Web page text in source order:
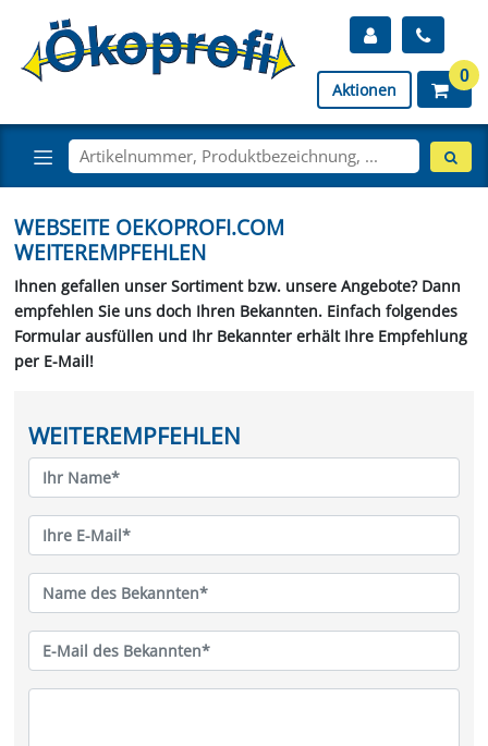
Aktionen
0
WEBSEITE OEKOPROFI.COM
WEITEREMPFEHLEN
Ihnen gefallen unser Sortiment bzw. unsere Angebote? Dann
empfehlen Sie uns doch Ihren Bekannten. Einfach folgendes
Formular ausfüllen und Ihr Bekannter erhält Ihre Empfehlung
per E-Mail!
WEITEREMPFEHLEN